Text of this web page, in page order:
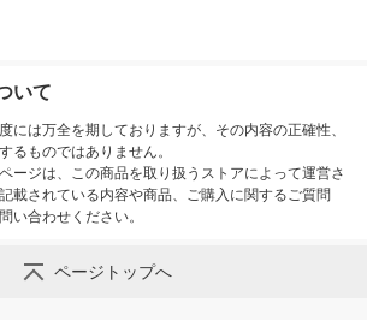
いて
には万全を期しておりますが、その内容の正確性、
るものではありません。
ージは、この商品を取り扱うストアによって運営さ
載されている内容や商品、ご購入に関するご質問
い合わせください。
ページトップへ